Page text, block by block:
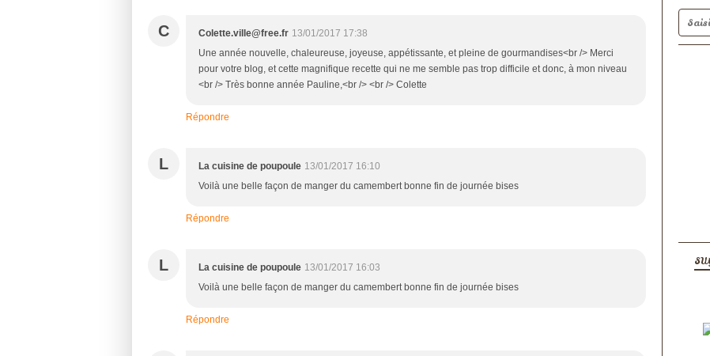
C Colette.ville@free.fr 13/01/2017 17:38
Une année nouvelle, chaleureuse, joyeuse, appétissante, et pleine de gourmandises<br /> Merci
pour votre blog, et cette magnifique recette qui ne me semble pas trop difficile et donc, à mon niveau
<br /> Très bonne année Pauline,<br /> <br /> Colette
Répondre
L La cuisine de poupoule 13/01/2017 16:10
Voilà une belle façon de manger du camembert bonne fin de journée bises
Répondre
L La cuisine de poupoule 13/01/2017 16:03
Voilà une belle façon de manger du camembert bonne fin de journée bises
Répondre